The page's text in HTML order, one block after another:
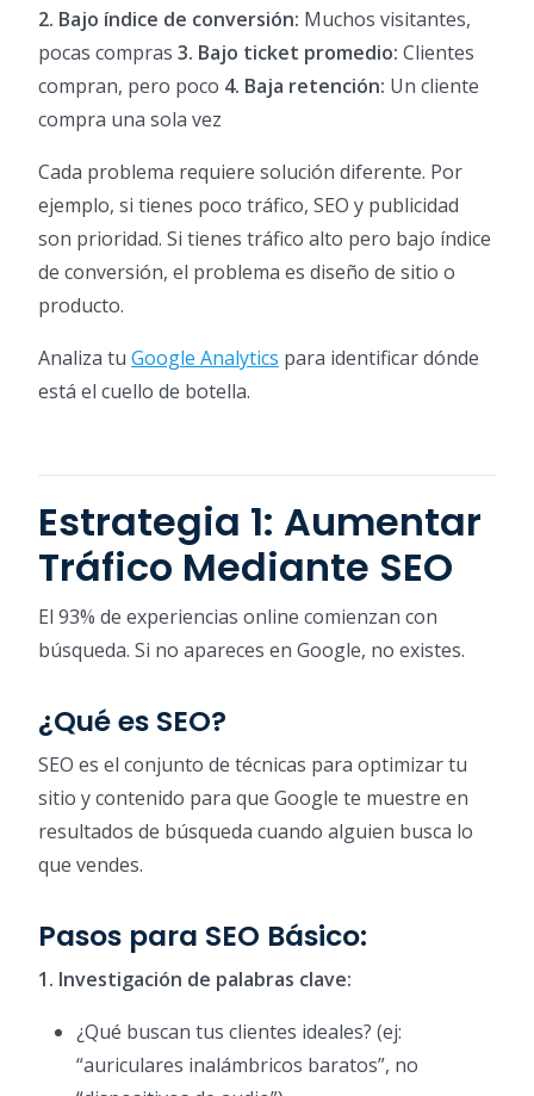
2. Bajo índice de conversión: Muchos visitantes,
pocas compras 3. Bajo ticket promedio: Clientes
compran, pero poco 4. Baja retención: Un cliente
compra una sola vez
Cada problema requiere solución diferente. Por
ejemplo, si tienes poco tráfico, SEO y publicidad
son prioridad. Si tienes tráfico alto pero bajo índice
de conversión, el problema es diseño de sitio o
producto.
Analiza tu Google Analytics para identificar dónde
está el cuello de botella.
Estrategia 1: Aumentar
Tráfico Mediante SEO
El 93% de experiencias online comienzan con
búsqueda. Si no apareces en Google, no existes.
¿Qué es SEO?
SEO es el conjunto de técnicas para optimizar tu
sitio y contenido para que Google te muestre en
resultados de búsqueda cuando alguien busca lo
que vendes.
Pasos para SEO Básico:
1. Investigación de palabras clave:
¿Qué buscan tus clientes ideales? (ej:
“auriculares inalámbricos baratos”, no